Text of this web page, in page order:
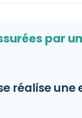
par
réalise